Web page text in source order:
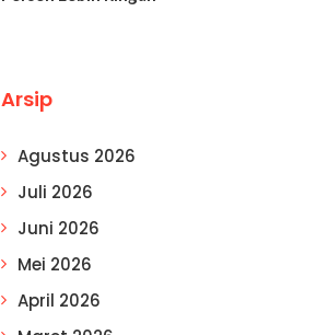
Arsip
Agustus 2026
Juli 2026
Juni 2026
Mei 2026
April 2026